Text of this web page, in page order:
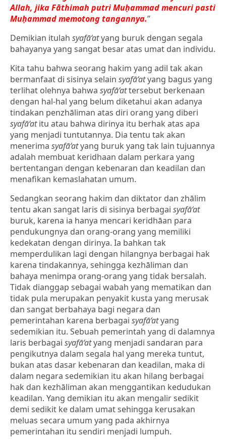
Allah, jika Fāthimah putri Muḥammad mencuri pasti
Muḥammad memotong tangannya.”
Demikian itulah syafā‘atyang buruk dengan segala
bahayanya yang sangat besar atas umat dan individu.
Kita tahu bahwa seorang hakim yang adil tak akan
bermanfaat di sisinya selain syafā‘atyang bagus yang
terlihat olehnya bahwa syafā‘attersebut berkenaan
dengan hal-hal yang belum diketahui akan adanya
tindakan penzhāliman atas diri orang yang diberi
syafā‘atitu atau bahwa dirinya itu berhak atas apa
yang menjadi tuntutannya. Dia tentu tak akan
menerima syafā‘atyang buruk yang tak lain tujuannya
adalah membuat keridhaan dalam perkara yang
bertentangan dengan kebenaran dan keadilan dan
menafikan kemaslahatan umum.
Sedangkan seorang hakim dan diktator dan zhālim
tentu akan sangat laris di sisinya berbagai syafā‘at
buruk, karena ia hanya mencari keridhāan para
pendukungnya dan orang-orang yang memiliki
kedekatan dengan dirinya. Ia bahkan tak
memperdulikan lagi dengan hilangnya berbagai hak
karena tindakannya, sehingga kezhāliman dan
bahaya menimpa orang-orang yang tidak bersalah.
Tidak dianggap sebagai wabah yang mematikan dan
tidak pula merupakan penyakit kusta yang merusak
dan sangat berbahaya bagi negara dan
pemerintahan karena berbagai syafā‘atyang
sedemikian itu. Sebuah pemerintah yang di dalamnya
laris berbagai syafā‘atyang menjadi sandaran para
pengikutnya dalam segala hal yang mereka tuntut,
bukan atas dasar kebenaran dan keadilan, maka di
dalam negara sedemikian itu akan hilang berbagai
hak dan kezhāliman akan menggantikan kedudukan
keadilan. Yang demikian itu akan mengalir sedikit
demi sedikit ke dalam umat sehingga kerusakan
meluas secara umum yang pada akhirnya
pemerintahan itu sendiri menjadi lumpuh.